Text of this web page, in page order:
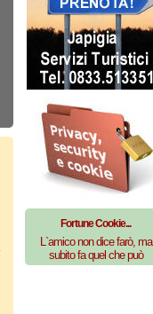
Fortune Cookie...
L`amico non dice farò, ma
subito fa quel che può